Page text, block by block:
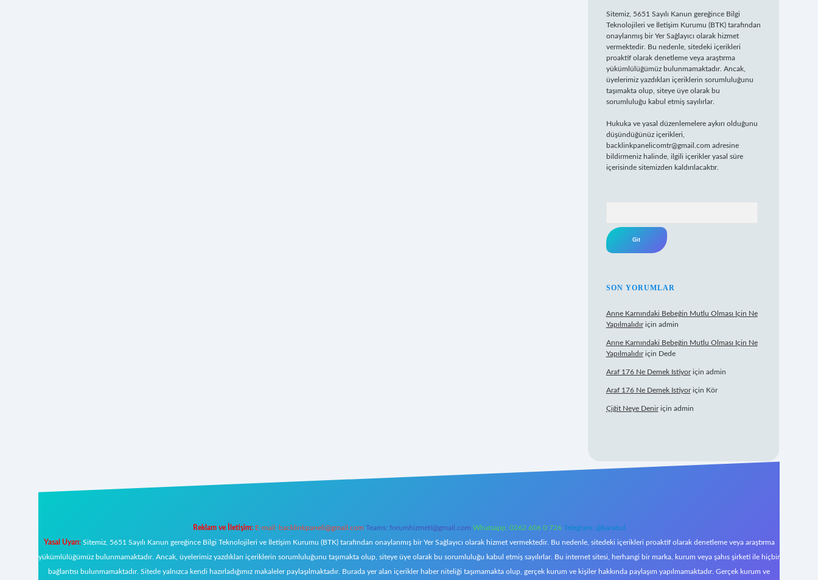
Sitemiz, 5651 Sayılı Kanun gereğince Bilgi
Teknolojileri ve İletişim Kurumu (BTK) tarafından
onaylanmış bir Yer Sağlayıcı olarak hizmet
vermektedir. Bu nedenle, sitedeki içerikleri
proaktif olarak denetleme veya araştırma
yükümlülüğümüz bulunmamaktadır. Ancak,
üyelerimiz yazdıkları içeriklerin sorumluluğunu
taşımakta olup, siteye üye olarak bu
sorumluluğu kabul etmiş sayılırlar.
Hukuka ve yasal düzenlemelere aykırı olduğunu
düşündüğünüz içerikleri,
backlinkpanelicomtr@gmail.com adresine
bildirmeniz halinde, ilgili içerikler yasal süre
içerisinde sitemizden kaldırılacaktır.
SON YORUMLAR
Anne Karnındaki Bebeğin Mutlu Olması Için Ne
Yapılmalıdıriçin admin
Anne Karnındaki Bebeğin Mutlu Olması Için Ne
Yapılmalıdıriçin Dede
Araf 176 Ne Demek Istiyoriçin admin
Araf 176 Ne Demek Istiyoriçin Kör
Çiğit Neye Deniriçin admin
Reklam ve İletişim: E-mail: backlinkpaneli@gmail.com Teams: forumhizmeti@gmail.com Whatsapp: 0262 606 0 726 Telegram: @karabul
Yasal Uyarı:Sitemiz, 5651 Sayılı Kanun gereğince Bilgi Teknolojileri ve İletişim Kurumu (BTK) tarafından onaylanmış bir Yer Sağlayıcı olarak hizmet vermektedir. Bu nedenle, sitedeki içerikleri proaktif olarak denetleme veya araştırma
yükümlülüğümüz bulunmamaktadır. Ancak, üyelerimiz yazdıkları içeriklerin sorumluluğunu taşımakta olup, siteye üye olarak bu sorumluluğu kabul etmiş sayılırlar. Bu internet sitesi, herhangi bir marka, kurum veya şahıs şirketi ile hiçbir
bağlantısı bulunmamaktadır. Sitede yalnızca kendi hazırladığımız makaleler paylaşılmaktadır. Burada yer alan içerikler haber niteliği taşımamakta olup, gerçek kurum ve kişiler hakkında paylaşım yapılmamaktadır. Gerçek kurum ve